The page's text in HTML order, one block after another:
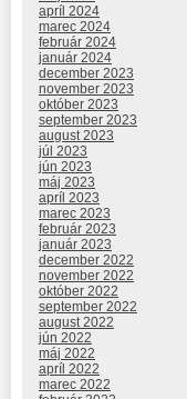
apríl 2024
marec 2024
február 2024
január 2024
december 2023
november 2023
október 2023
september 2023
august 2023
júl 2023
jún 2023
máj 2023
apríl 2023
marec 2023
február 2023
január 2023
december 2022
november 2022
október 2022
september 2022
august 2022
jún 2022
máj 2022
apríl 2022
marec 2022